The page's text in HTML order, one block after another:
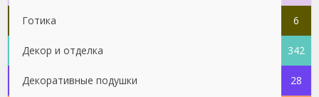
Готика 6
Декор и отделка 342
Декоративные подушки 28